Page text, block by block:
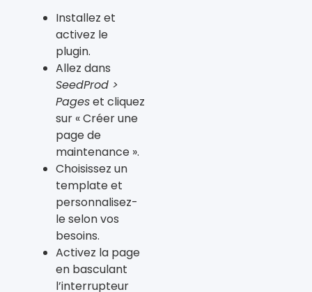
Installez et
activez le
plugin.
Allez dans
SeedProd >
Pageset cliquez
sur « Créer une
page de
maintenance ».
Choisissez un
template et
personnalisez-
le selon vos
besoins.
Activez la page
en basculant
l’interrupteur